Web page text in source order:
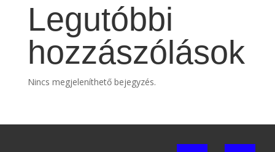
Legutóbbi
hozzászólások
Nincs megjeleníthető bejegyzés.